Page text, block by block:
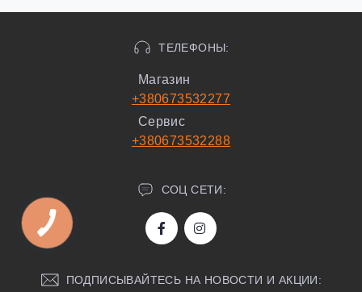
ТЕЛЕФОНЫ:
Магазин
+380673532277
Сервис
+380673532288
СОЦ СЕТИ:
ПОДПИСЫВАЙТЕСЬ НА НОВОСТИ И АКЦИИ: